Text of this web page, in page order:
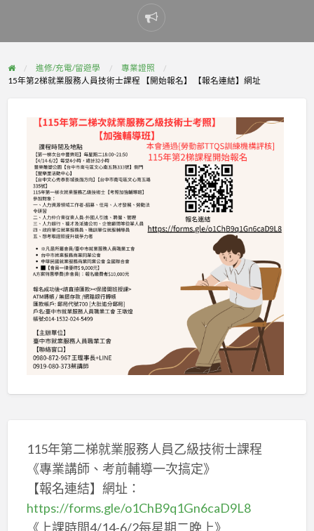
Report
problem
進修/充電/留遊學
專業證照
15年第2梯就業服務人員技術士課程 【開始報名】 【報名連結】網址
115年第二梯就業服務人員乙級技術士課程
《專業講師、考前輔導一次搞定》
【報名連結】網址：
https://forms.gle/o1ChB9q1Gn6caD9L8
《上課時間4/14-6/2每星期二晚上》